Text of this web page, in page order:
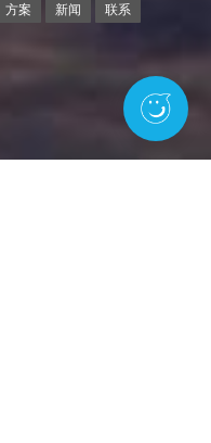
方案 新闻 联系